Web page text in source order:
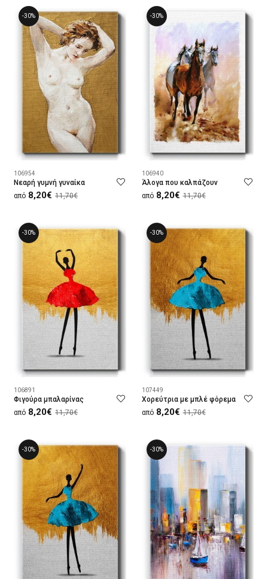
-30%
106954
Νεαρή γυμνή γυναίκα
από 8,20€ 11,70€
-30%
106940
Άλογα που καλπάζουν
από 8,20€ 11,70€
-30%
106891
Φιγούρα μπαλαρίνας
από 8,20€ 11,70€
-30%
107449
Χορεύτρια με μπλέ φόρεμα
από 8,20€ 11,70€
-30% -30%